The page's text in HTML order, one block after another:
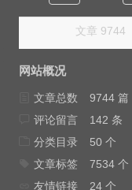
文章 9744
网站概况
文章总数
9744 篇
评论留言
142 条
分类目录
50 个
文章标签
7534 个
友情链接
24 个